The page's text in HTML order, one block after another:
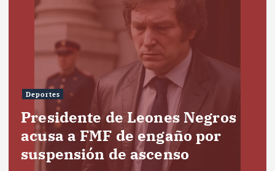
Deportes
Presidente de Leones Negros
acusa a FMF de engaño por
suspensión de ascenso